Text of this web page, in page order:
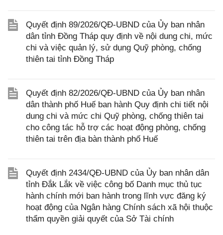
Quyết định 89/2026/QĐ-UBND của Ủy ban nhân
dân tỉnh Đồng Tháp quy định về nội dung chi, mức
chi và việc quản lý, sử dụng Quỹ phòng, chống
thiên tai tỉnh Đồng Tháp
Quyết định 82/2026/QĐ-UBND của Ủy ban nhân
dân thành phố Huế ban hành Quy định chi tiết nội
dung chi và mức chi Quỹ phòng, chống thiên tai
cho công tác hỗ trợ các hoạt động phòng, chống
thiên tai trên địa bàn thành phố Huế
Quyết định 2434/QĐ-UBND của Ủy ban nhân dân
tỉnh Đắk Lắk về việc công bố Danh mục thủ tục
hành chính mới ban hành trong lĩnh vực đăng ký
hoạt động của Ngân hàng Chính sách xã hội thuộc
thẩm quyền giải quyết của Sở Tài chính